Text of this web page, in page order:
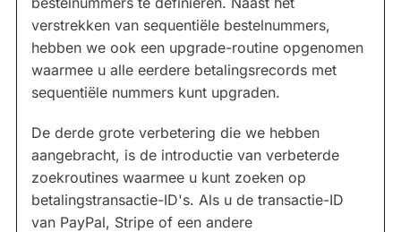
verstrekken van sequentiële bestelnummers,
hebben we ook een upgrade-routine opgenomen
waarmee u alle eerdere betalingsrecords met
sequentiële nummers kunt upgraden.
De derde grote verbetering die we hebben
aangebracht, is de introductie van verbeterde
zoekroutines waarmee u kunt zoeken op
betalingstransactie-ID's. Als u de transactie-ID
van PayPal, Stripe of een andere